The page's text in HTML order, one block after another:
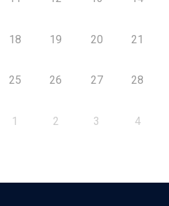
18 19 20 21
25 26 27 28
1 2 3 4